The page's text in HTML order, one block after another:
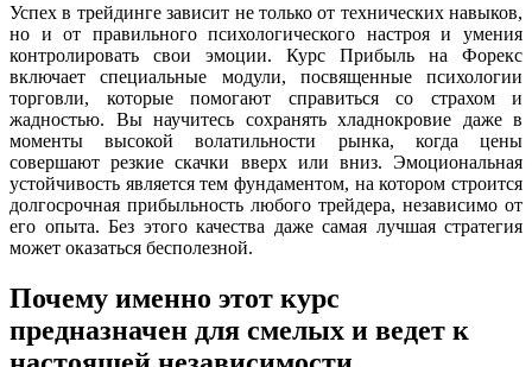
Успех в трейдинге зависит не только от технических навыков,
но и от правильного психологического настроя и умения
контролировать свои эмоции. Курс Прибыль на Форекс
включает специальные модули, посвященные психологии
торговли, которые помогают справиться со страхом и
жадностью. Вы научитесь сохранять хладнокровие даже в
моменты высокой волатильности рынка, когда цены
совершают резкие скачки вверх или вниз. Эмоциональная
устойчивость является тем фундаментом, на котором строится
долгосрочная прибыльность любого трейдера, независимо от
его опыта. Без этого качества даже самая лучшая стратегия
может оказаться бесполезной.
Почему именно этот курс
предназначен для смелых и ведет к